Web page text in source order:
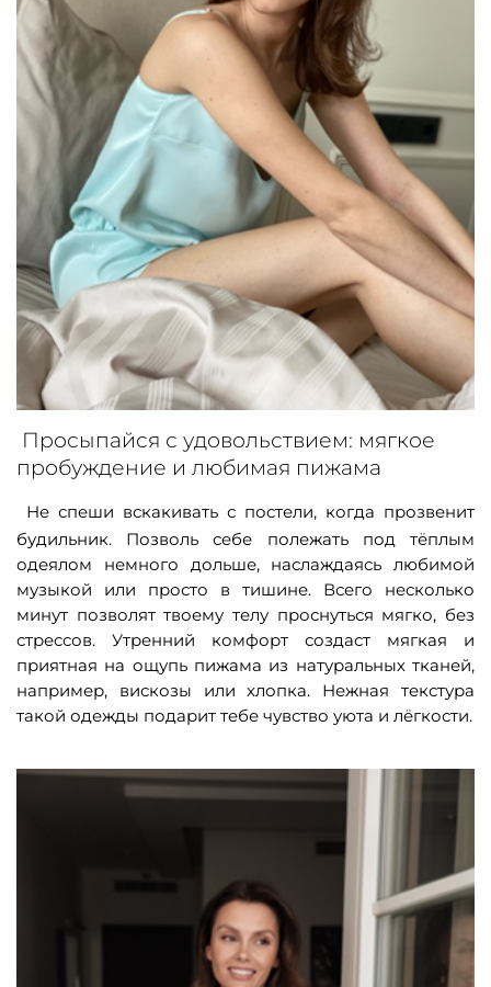
Просыпайся с удовольствием: мягкое
пробуждение и любимая пижама
Не спеши вскакивать с постели, когда прозвенит
будильник. Позволь себе полежать под тёплым
одеялом немного дольше, наслаждаясь любимой
музыкой или просто в тишине. Всего несколько
минут позволят твоему телу проснуться мягко, без
стрессов. Утренний комфорт создаст мягкая и
приятная на ощупь пижама из натуральных тканей,
например, вискозы или хлопка. Нежная текстура
такой одежды подарит тебе чувство уюта и лёгкости.